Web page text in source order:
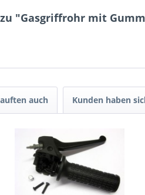
"Gasgriffrohr mit Gummi
auch Kunden haben